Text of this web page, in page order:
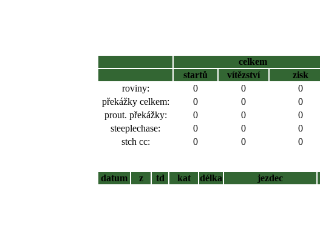
celkem
startů
vítězství zisk
roviny:
0 0 0
překážky celkem:
0 0 0
prout. překážky:
0 0 0
steeplechase:
0 0 0
stch cc:
0 0 0
datum
z td kat délka jezdec